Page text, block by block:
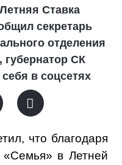
Ставка
секретарь
отделения
губернатор СК
в соцсетях
что благодаря
«Семья» в Летней